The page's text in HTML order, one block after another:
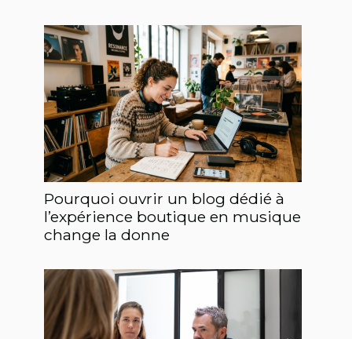
Pourquoi ouvrir un blog dédié à
l’expérience boutique en musique
change la donne